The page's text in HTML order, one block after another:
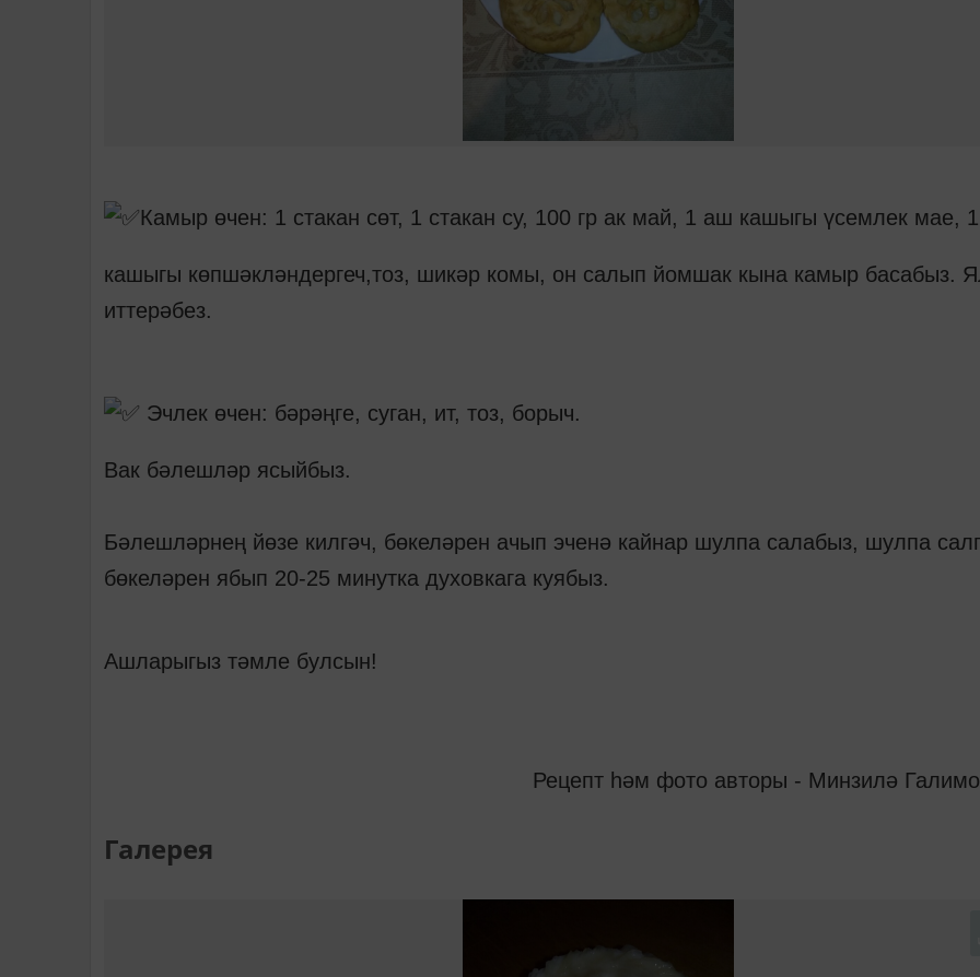
Камыр өчен: 1 стакан сөт, 1 стакан су, 100 гр ак май, 1 аш кашыгы үсемлек мае,
кашыгы көпшәкләндергеч,тоз, шикәр комы, он салып йомшак кына камыр басабыз.
иттерәбез.
Эчлек өчен: бәрәңге, суган, ит, тоз, борыч.
Вак бәлешләр ясыйбыз.
Бәлешләрнең йөзе килгәч, бөкеләрен ачып эченә кайнар шулпа салабыз, шулпа
бөкеләрен ябып 20-25 минутка духовкага куябыз.
Ашларыгыз тәмле булсын!
Рецепт һәм фото авторы - Минзилә
Галерея